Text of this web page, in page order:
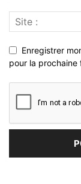
Enregistrer
pour la prochaine